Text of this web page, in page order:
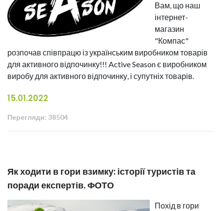
Вам, що наш
інтернет-
магазин
"Компас"
розпочав співпрацю із українським виробником товарів
для активного відпочинку!!! Active Season є виробником
виробу для активного відпочинку, і супутніх товарів.
15.01.2022
Перегляди: 38504
Як ходити в гори взимку: історії туристів та
поради експертів. ФОТО
Похід в гори